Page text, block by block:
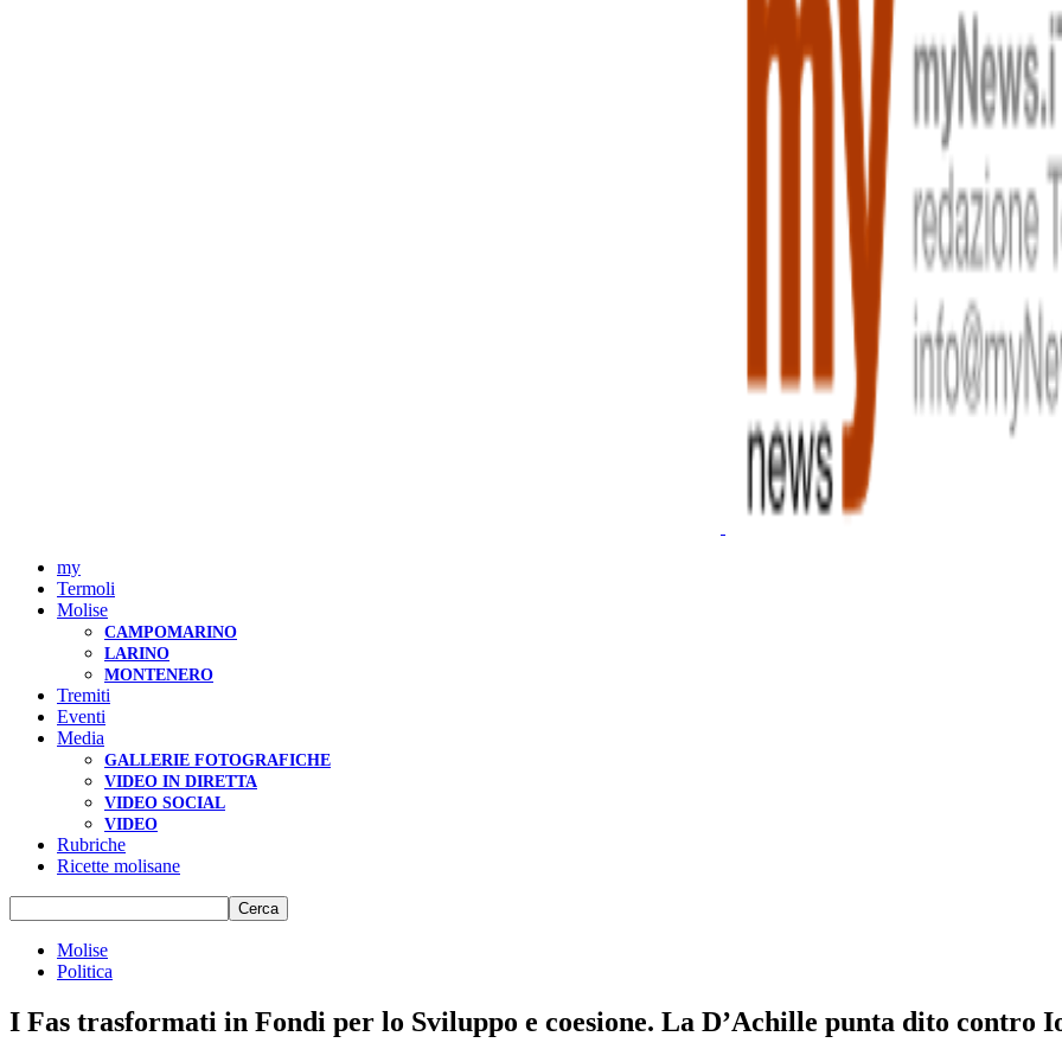
my
Termoli
Molise
CAMPOMARINO
LARINO
MONTENERO
Tremiti
Eventi
Media
GALLERIE FOTOGRAFICHE
VIDEO IN DIRETTA
VIDEO SOCIAL
VIDEO
Rubriche
Ricette molisane
Molise
Politica
I Fas trasformati in Fondi per lo Sviluppo e coesione. La D’Achille punta dito contro